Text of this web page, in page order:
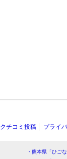
クチコミ投稿 プライ
・熊本県「ひごな